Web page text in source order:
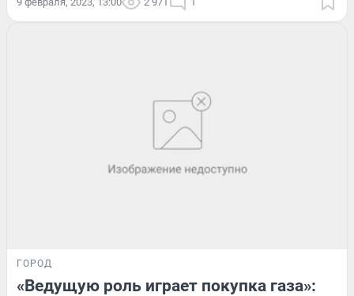
ГОРОД
«Ведущую роль играет покупка газа»: